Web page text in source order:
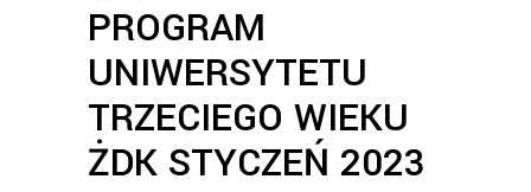
PROGRAM
UNIWERSYTETU
TRZECIEGO WIEKU
ŻDK STYCZEŃ 2023